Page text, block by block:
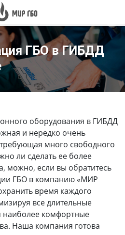
ГБО в ГИБДД
оборудования в ГИБДД
и нередко очень
много свободного
ли сделать ее более
можно, если вы обратитесь
ГБО в компанию «МИР
время каждого
все длительные
наиболее комфортные
Наша компания готова